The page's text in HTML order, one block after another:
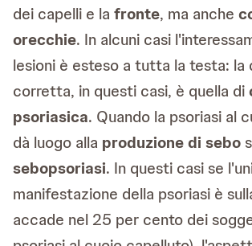
dei capelli e la fronte, ma anche
orecchie. In alcuni casi
lesioni è esteso a tutta la testa: la
corretta, in questi casi, è quella di
psoriasica. Quando la psoriasi al
dà luogo alla produzione di sebo
sebopsoriasi. In questi casi se
manifestazione della psoriasi è
accade nel 25 per cento dei